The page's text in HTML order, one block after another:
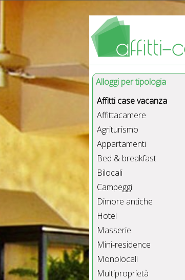
Alloggi per tipologia
Affitti case vacanza
Affittacamere
Agriturismo
Appartamenti
Bed & breakfast
Bilocali
Campeggi
Dimore antiche
Hotel
Masserie
Mini-residence
Monolocali
Multiproprietà